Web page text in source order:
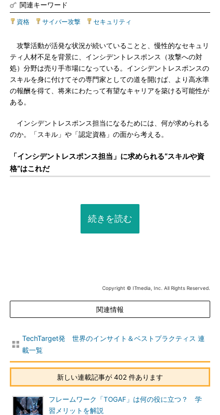
関連キーワード
資格 サイバー攻撃 セキュリティ
攻撃活動が活発な状況が続いていることと、慢性的なセキュリ
ティ人材不足を背景に、インシデントレスポンス（攻撃への対
処）分野は売り手市場になっている。インシデントレスポンスの
スキルを身に付けてその専門家としての道を開けば、より高水準
の報酬を得て、将来にわたって有望なキャリアを築ける可能性が
ある。
インシデントレスポンス担当になるためには、何が求められる
のか。「スキル」や「認定資格」の面から考える。
「インシデントレスポンス担当」に求められる“スキルや資
格”はこれだ
続きを読む
Copyright © ITmedia, Inc. All Rights Reserved.
関連情報
TechTarget発 世界のインサイト＆ベストプラクティス 連
載一覧
新しい連載記事が 402 件あります
フレームワーク「TOGAF」は何の役に立つ？ 学
習メリットを解説